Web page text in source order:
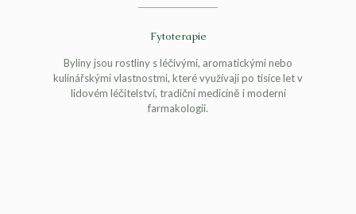
Fytoterapie
Byliny jsou rostliny s léčivými, aromatickými nebo
kulinářskými vlastnostmi, které využívají po tisíce let v
lidovém léčitelství, tradiční medicíně i moderní
farmakologii.